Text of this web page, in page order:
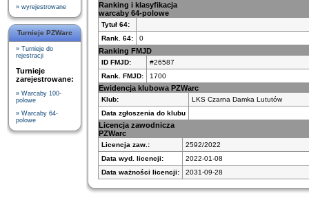
» wyrejestrowane
Turnieje PZWarc
» Turnieje do
rejestracji
Turnieje
zarejestrowane:
» Warcaby 100-
polowe
» Warcaby 64-
polowe
Ranking i klasyfikacja
warcaby 64-polowe
Tytuł 64:
Rank. 64:
0
Ranking FMJD
ID FMJD:
#26587
Rank. FMJD:
1700
Ewidencja klubowa PZWarc
Klub:
LKS Czarna Damka Lututów
Data zgłoszenia do klubu
Licencja zawodnicza
PZWarc
Licencja zaw.:
2592/2022
Data wyd. licencji:
2022-01-08
Data ważności licencji:
2031-09-28